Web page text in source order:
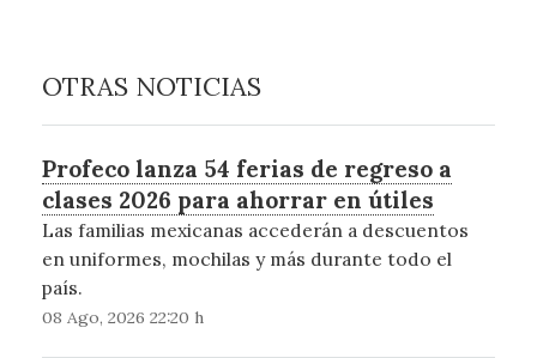
OTRAS NOTICIAS
Profeco lanza 54 ferias de regreso a
clases 2026 para ahorrar en útiles
Las familias mexicanas accederán a descuentos
en uniformes, mochilas y más durante todo el
país.
08 Ago, 2026 22:20 h